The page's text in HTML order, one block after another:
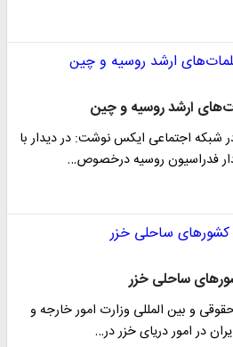
ارشد روسیه و چین
شبکه اجتماعی ایکس نوشت: در دیدار با
فدراسیون روسیه درخصوص…
ساحلی خزر
و بین المللی وزارت امور خارجه و
در امور دریای خزر در…